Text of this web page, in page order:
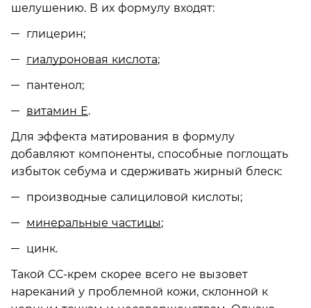
шелушению. В их формулу входят:
глицерин;
гиалуроновая кислота;
пантенол;
витамин Е.
Для эффекта матирования в формулу
добавляют компоненты, способные поглощать
избыток себума и сдерживать жирный блеск:
производные салициловой кислоты;
минеральные частицы;
цинк.
Такой СС-крем скорее всего не вызовет
нареканий у проблемной кожи, склонной к